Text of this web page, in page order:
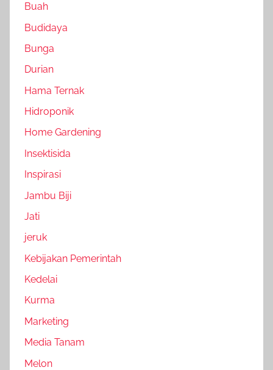
Buah
Budidaya
Bunga
Durian
Hama Ternak
Hidroponik
Home Gardening
Insektisida
Inspirasi
Jambu Biji
Jati
jeruk
Kebijakan Pemerintah
Kedelai
Kurma
Marketing
Media Tanam
Melon